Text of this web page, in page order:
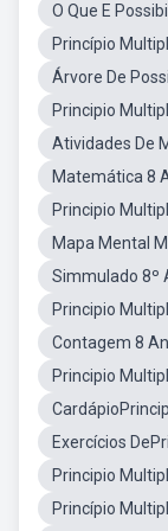
O Que E
Princípio
Árvore De
Principio
Atividades De
Matemática 8
Principio
Mapa Mental
Simmulado 8º
Principio
Contagem 8
Principio
Exercícios
Principio
Princípio